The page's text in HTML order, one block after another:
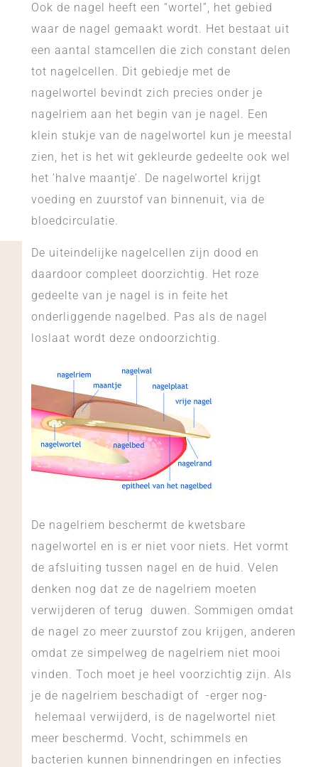
Ook de nagel heeft een “wortel”, het gebied
waar de nagel gemaakt wordt. Het bestaat uit
een aantal stamcellen die zich constant delen
tot nagelcellen. Dit gebiedje met de
nagelwortel bevindt zich precies onder je
nagelriem aan het begin van je nagel. Een
klein stukje van de nagelwortel kun je meestal
zien, het is het wit gekleurde gedeelte ook wel
het ’halve maantje’. De nagelwortel krijgt
voeding en zuurstof van binnenuit, via de
bloedcirculatie.
De uiteindelijke nagelcellen zijn dood en
daardoor compleet doorzichtig. Het roze
gedeelte van je nagel is in feite het
onderliggende nagelbed. Pas als de nagel
loslaat wordt deze ondoorzichtig.
De nagelriem beschermt de kwetsbare
nagelwortel en is er niet voor niets. Het vormt
de afsluiting tussen nagel en de huid. Velen
denken nog dat ze de nagelriem moeten
verwijderen of terug duwen. Sommigen omdat
de nagel zo meer zuurstof zou krijgen, anderen
omdat ze simpelweg de nagelriem niet mooi
vinden. Toch moet je heel voorzichtig zijn. Als
je de nagelriem beschadigt of -erger nog-
helemaal verwijderd, is de nagelwortel niet
meer beschermd. Vocht, schimmels en
bacterien kunnen binnendringen en infecties